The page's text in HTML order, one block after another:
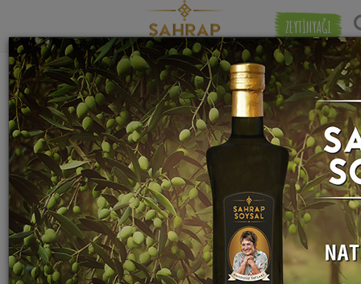
ZEYTİNYAĞI
"Tonik" etiketiyle eşleşen (3) tarif bulundu. Eşleşmeye